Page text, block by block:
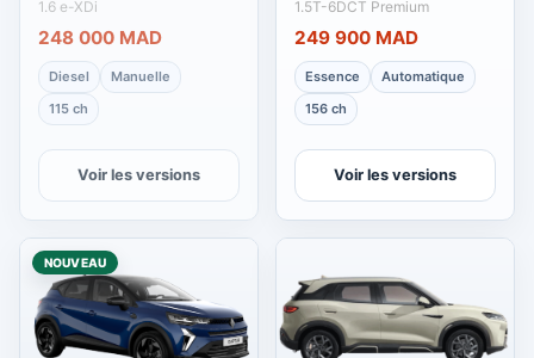
1.6 e-XDi
248 000 MAD
Diesel
Manuelle
115 ch
Voir les versions
1.5T-6DCT Premium
249 900 MAD
Essence
Automatique
156 ch
Voir les versions
NOUVEAU